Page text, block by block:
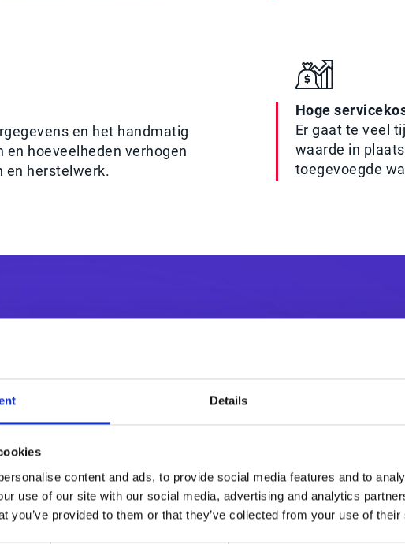
Details
content and ads, to provide social media features and to
use of our site with our social media, advertising and analytics
you’ve provided to them or that they’ve collected from your use of
en het handmatig
hoeveelheden verhogen
en herstelwerk.
Hoge
Er gaat te veel
waarde in
toegevoegde
van